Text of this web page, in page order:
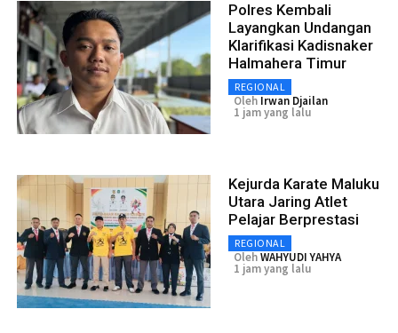
Polres Kembali
Layangkan Undangan
Klarifikasi Kadisnaker
Halmahera Timur
REGIONAL
Oleh Irwan Djailan
1 jam yang lalu
Kejurda Karate Maluku
Utara Jaring Atlet
Pelajar Berprestasi
REGIONAL
OlehWAHYUDI YAHYA
1 jam yang lalu